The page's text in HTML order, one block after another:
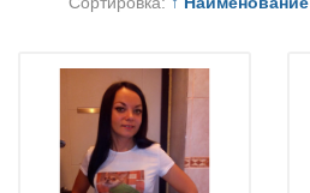
КАТАЛОГ
СУВЕНИРЫ С ГОЛУБЯМИ